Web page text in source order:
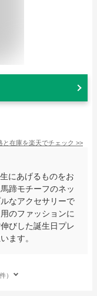
と在庫を楽天でチェック >>
にあげるものをお
蹄モチーフのネッ
なアクセサリーで
のファッションに
びした誕生日プレ
ます。
）